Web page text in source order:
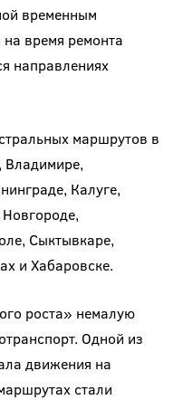
временным
время ремонта
направлениях
маршрутов в
Владимире,
Калуге,
Сыктывкаре,
и Хабаровске.
роста» немалую
Одной из
движения на
стали